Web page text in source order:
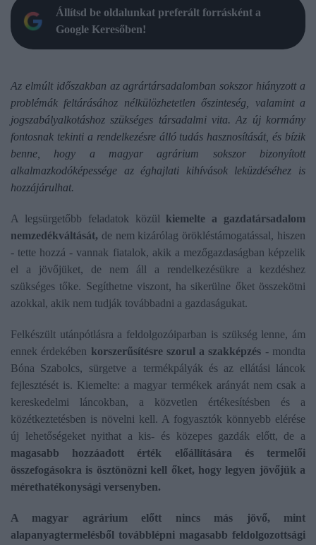
Állítsd be oldalunkat preferált forrásként a
Google Keresőben!
Az elmúlt időszakban az agrártársadalomban sokszor hiányzott a
problémák feltárásához nélkülözhetetlen őszinteség, valamint a
jogszabályalkotáshoz szükséges társadalmi vita. Az új kormány
fontosnak tekinti a rendelkezésre álló tudás hasznosítását, és bízik
benne, hogy a magyar agrárium sokszor bizonyított
alkalmazkodóképessége az éghajlati kihívások leküzdéséhez is
hozzájárulhat.
A legsürgetőbb feladatok közül kiemelte a gazdatársadalom
nemzedékváltását, de nem kizárólag örökléstámogatással, hiszen
- tette hozzá - vannak fiatalok, akik a mezőgazdaságban képzelik
el a jövőjüket, de nem áll a rendelkezésükre a kezdéshez
szükséges tőke. Segíthetne viszont, ha sikerülne őket összekötni
azokkal, akik nem tudják továbbadni a gazdaságukat.
Felkészült utánpótlásra a feldolgozóiparban is szükség lenne, ám
ennek érdekében korszerűsítésre szorul a szakképzés - mondta
Bóna Szabolcs, sürgetve a termékpályák és az ellátási láncok
fejlesztését is. Kiemelte: a magyar termékek arányát nem csak a
kereskedelmi láncokban, a közvetlen értékesítésben és a
közétkeztetésben is növelni kell. A fogyasztók könnyebb elérése
új lehetőségeket nyithat a kis- és közepes gazdák előtt, de a
magasabb hozzáadott érték előállítására és termelői
összefogásokra is ösztönözni kell őket, hogy legyen jövőjük a
mérethatékonysági versenyben.
A magyar agrárium előtt nincs más jövő, mint
alapanyagtermelésből továbblépni magasabb feldolgozottsági